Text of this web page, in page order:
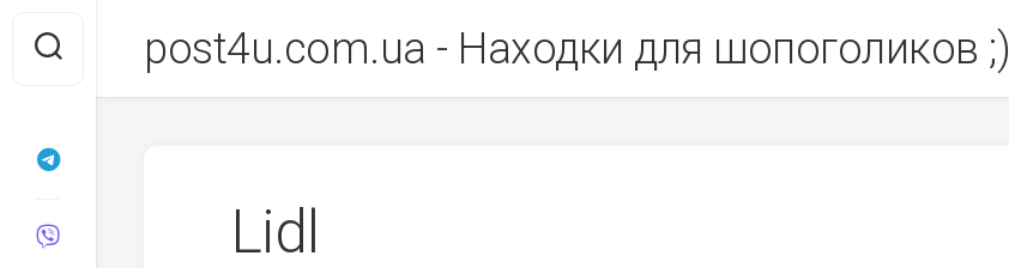
вмісту
post4u.com.ua - Находки для шопоголиков ;)
Lidl